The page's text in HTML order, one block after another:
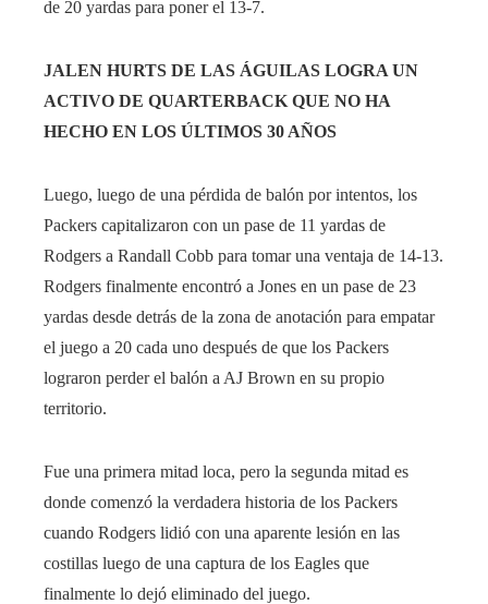
de 20 yardas para poner el 13-7.
JALEN HURTS DE LAS ÁGUILAS LOGRA UN
ACTIVO DE QUARTERBACK QUE NO HA
HECHO EN LOS ÚLTIMOS 30 AÑOS
Luego, luego de una pérdida de balón por intentos, los
Packers capitalizaron con un pase de 11 yardas de
Rodgers a Randall Cobb para tomar una ventaja de 14-13.
Rodgers finalmente encontró a Jones en un pase de 23
yardas desde detrás de la zona de anotación para empatar
el juego a 20 cada uno después de que los Packers
lograron perder el balón a AJ Brown en su propio
territorio.
Fue una primera mitad loca, pero la segunda mitad es
donde comenzó la verdadera historia de los Packers
cuando Rodgers lidió con una aparente lesión en las
costillas luego de una captura de los Eagles que
finalmente lo dejó eliminado del juego.